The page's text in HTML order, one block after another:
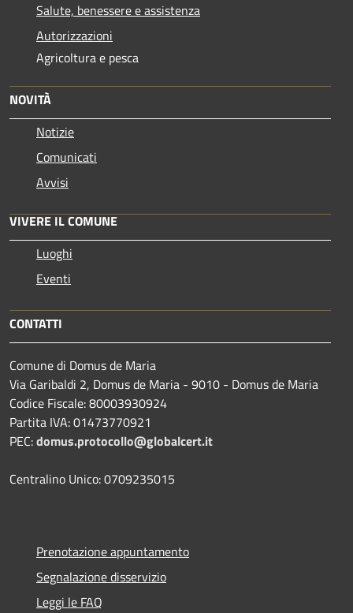
Salute, benessere e assistenza
Autorizzazioni
Agricoltura e pesca
NOVITÀ
Notizie
Comunicati
Avvisi
VIVERE IL COMUNE
Luoghi
Eventi
CONTATTI
Comune di Domus de Maria
Via Garibaldi 2, Domus de Maria - 9010 - Domus de Maria
Codice Fiscale: 80003930924
Partita IVA: 01473770921
PEC:domus.protocollo@globalcert.it
Centralino Unico: 0709235015
Prenotazione appuntamento
Segnalazione disservizio
Leggi le FAQ